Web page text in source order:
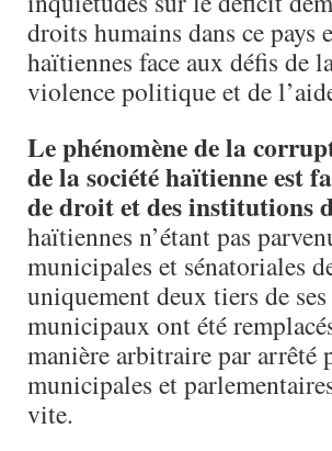
droits humains dans ce pays
haïtiennes face aux défis de
violence politique et de
Le phénomène de la
de la société haïtienne est
de droit et des institutions
haïtiennes n’étant pas
municipales et sénatoriales
uniquement deux tiers de
municipaux ont été
manière arbitraire par arrêté
municipales et
vite.